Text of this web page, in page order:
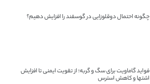
چگونه احتمال دوقلوزایی در گوسفند را افزایش دهیم؟
فواید گاماویت برای سگ و گربه؛ از تقویت ایمنی تا افزایش
اشتها و کاهش استرس